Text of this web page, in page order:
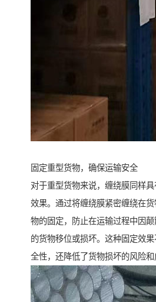
固定重型货物，确保运输安全
对于重型货物来说，缠绕膜同样
效果。通过将缠绕膜紧密缠绕在
物的固定，防止在运输过程中因
的货物移位或损坏。这种固定效
全性，还降低了货物损坏的风险和